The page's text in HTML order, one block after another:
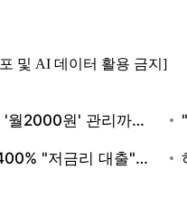
및 AI 데이터 활용 금지]